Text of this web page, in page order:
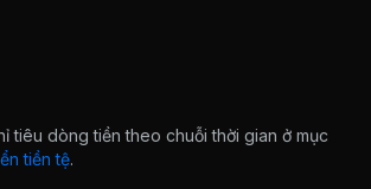
tiêu dòng tiền theo chuỗi thời gian ở mục
tiền tệ.